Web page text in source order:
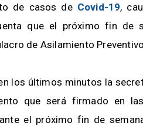
de casos de Covid-19,
que el próximo fin de
de Asilamiento
los últimos minutos la
que será firmado en
el próximo fin de